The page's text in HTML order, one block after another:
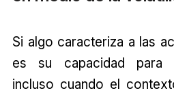
Si algo caracteriza a las
es su capacidad para
incluso cuando el